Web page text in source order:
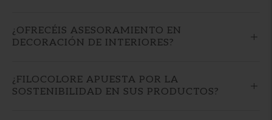
¿OFRECÉIS ASESORAMIENTO EN
DECORACIÓN DE INTERIORES?
¿FILOCOLORE APUESTA POR LA
SOSTENIBILIDAD EN SUS PRODUCTOS?